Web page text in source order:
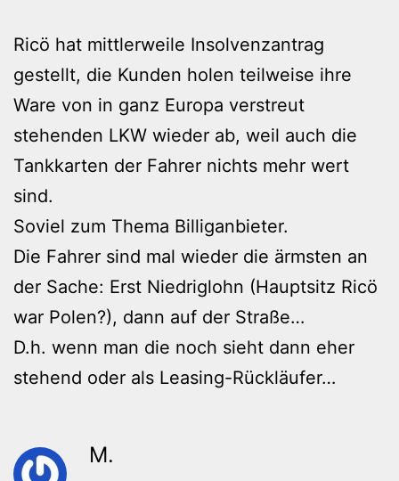
Ricö hat mittlerweile Insolvenzantrag
gestellt, die Kunden holen teilweise ihre
Ware von in ganz Europa verstreut
stehenden LKW wieder ab, weil auch die
Tankkarten der Fahrer nichts mehr wert
sind.
Soviel zum Thema Billiganbieter.
Die Fahrer sind mal wieder die ärmsten an
der Sache: Erst Niedriglohn (Hauptsitz Ricö
war Polen?), dann auf der Straße…
D.h. wenn man die noch sieht dann eher
stehend oder als Leasing-Rückläufer…
M.